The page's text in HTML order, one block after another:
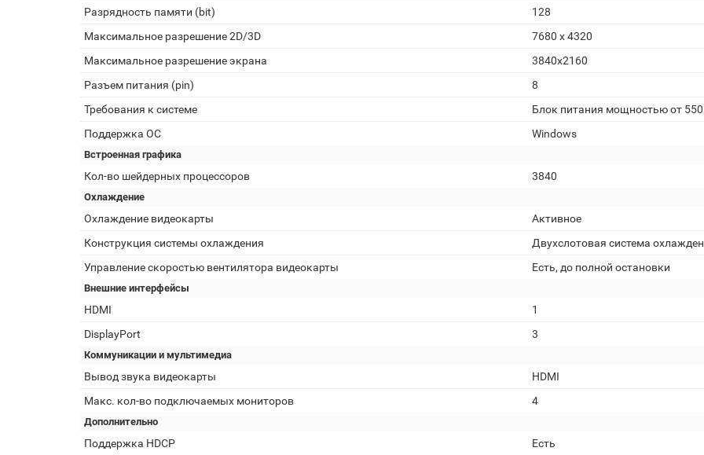
Разрядность памяти (bit)
128
Максимальное разрешение 2D/3D
7680 x 4320
Максимальное разрешение экрана
3840x2160
Разъем питания (pin)
8
Требования к системе
Блок питания мощностью от
Поддержка ОС
Windows
Встроенная графика
Кол-во шейдерных процессоров 3840
Охлаждение
Охлаждение видеокарты
Активное
Конструкция системы охлаждения
Двухслотовая система
Управление скоростью вентилятора видеокарты
Есть, до полной остановки
Внешние интерфейсы
HDMI
1
DisplayPort
3
Коммуникации и мультимедиа
Вывод звука видеокарты
HDMI
Макс. кол-во подключаемых мониторов
4
Дополнительно
Поддержка HDCP Есть